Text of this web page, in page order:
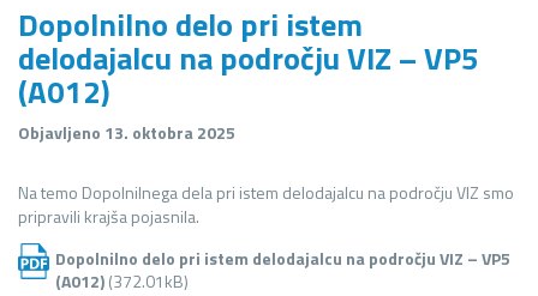
Dopolnilno delo pri istem
delodajalcu na področju VIZ – VP5
(A012)
Objavljeno 13. oktobra 2025
Na temo Dopolnilnega dela pri istem delodajalcu na področju VIZ smo
pripravili krajša pojasnila.
Dopolnilno delo pri istem delodajalcu na področju VIZ – VP5
(A012)(372.01kB)